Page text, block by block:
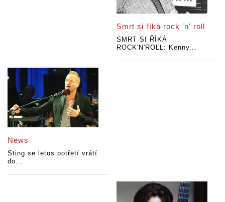
Smrt si říká rock 'n' roll
SMRT SI ŘÍKÁ
ROCK'N'ROLL: Kenny...
News
Sting se letos potřetí vrátí
do...